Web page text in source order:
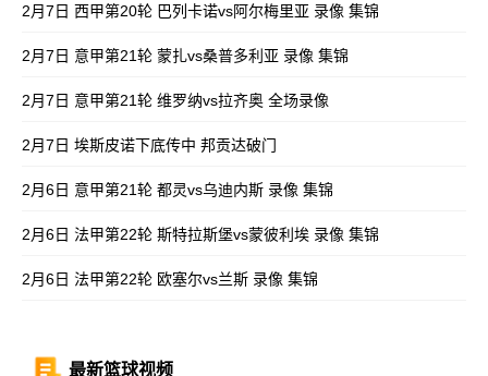
2月7日 西甲第20轮 巴列卡诺vs阿尔梅里亚 录像 集锦
2月7日 意甲第21轮 蒙扎vs桑普多利亚 录像 集锦
2月7日 意甲第21轮 维罗纳vs拉齐奥 全场录像
2月7日 埃斯皮诺下底传中 邦贡达破门
2月6日 意甲第21轮 都灵vs乌迪内斯 录像 集锦
2月6日 法甲第22轮 斯特拉斯堡vs蒙彼利埃 录像 集锦
2月6日 法甲第22轮 欧塞尔vs兰斯 录像 集锦
最新篮球视频